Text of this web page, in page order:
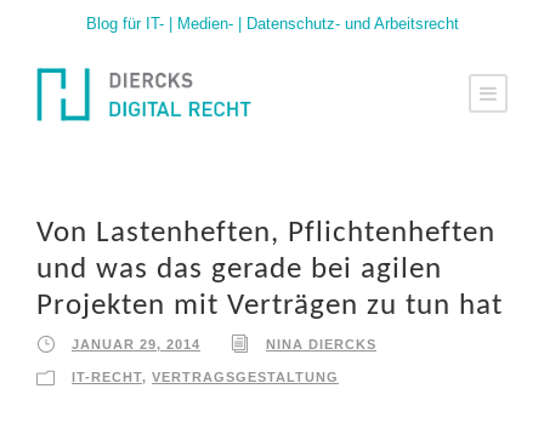
Blog für IT- | Medien- | Datenschutz- und Arbeitsrecht
Von Lastenheften, Pflichtenheften
und was das gerade bei agilen
Projekten mit Verträgen zu tun hat
JANUAR 29, 2014 NINA DIERCKS
IT-RECHT, VERTRAGSGESTALTUNG